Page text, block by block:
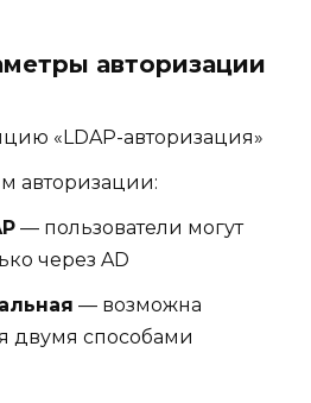
авторизации
«LDAP-авторизация»
авторизации:
— пользователи могут
через AD
— возможна
двумя способами